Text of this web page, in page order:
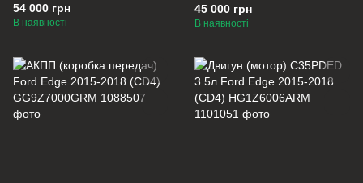
54 000 грн
В наявності
45 000 грн
В наявності